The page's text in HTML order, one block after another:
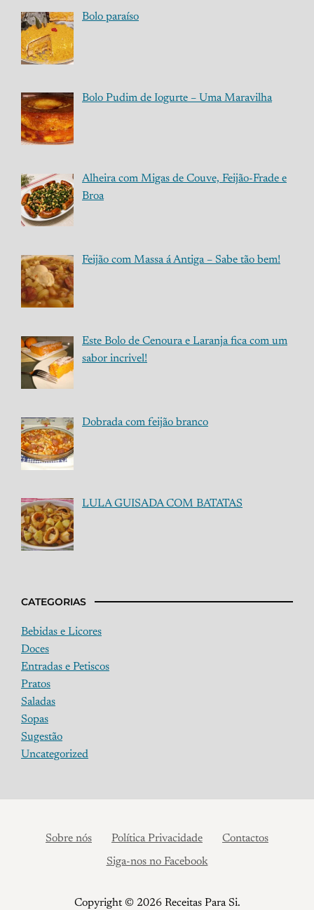
Bolo paraíso
Bolo Pudim de Iogurte – Uma Maravilha
Alheira com Migas de Couve, Feijão-Frade e
Broa
Feijão com Massa á Antiga – Sabe tão bem!
Este Bolo de Cenoura e Laranja fica com um
sabor incrivel!
Dobrada com feijão branco
LULA GUISADA COM BATATAS
CATEGORIAS
Bebidas e Licores
Doces
Entradas e Petiscos
Pratos
Saladas
Sopas
Sugestão
Uncategorized
Copyright © 2026 Receitas Para Si.
Sobre nós Política Privacidade Contactos
Siga-nos no Facebook